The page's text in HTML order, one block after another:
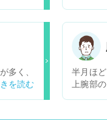
みで､
血流も
，左手
ありま
ェの服
生活が
取れず
いてい
オンを
けます
ももか
多く、
ありま
半月ほ
上腕部